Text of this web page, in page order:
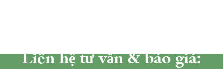
Liên hệ tư vấn & báo giá: